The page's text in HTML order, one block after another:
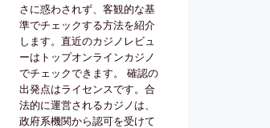
さに惑わされず、客観的な基
準でチェックする方法を紹介
します。直近のカジノレビュ
ーはトップオンラインカジノ
でチェックできます。 確認の
出発点はライセンスです。合
法的に運営されるカジノは、
政府系機関から認可を受けて